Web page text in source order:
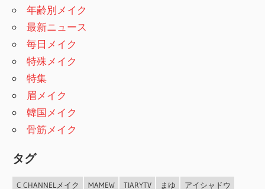
年齢別メイク
最新ニュース
毎日メイク
特殊メイク
特集
眉メイク
韓国メイク
骨筋メイク
タグ
C CHANNELメイク MAMEW TIARYTV まゆ
アイシャドウ